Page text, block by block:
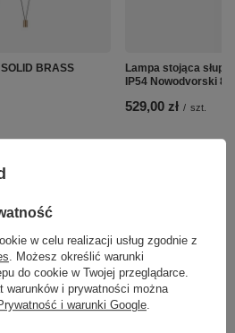
BRASS
Lampa stojąca
IP54 Nowodvorski
529,00 zł / szt.
w celu realizacji usług zgodnie z
. Możesz określić warunki
do cookie w Twojej przeglądarce.
warunków i prywatności można
i warunki Google.